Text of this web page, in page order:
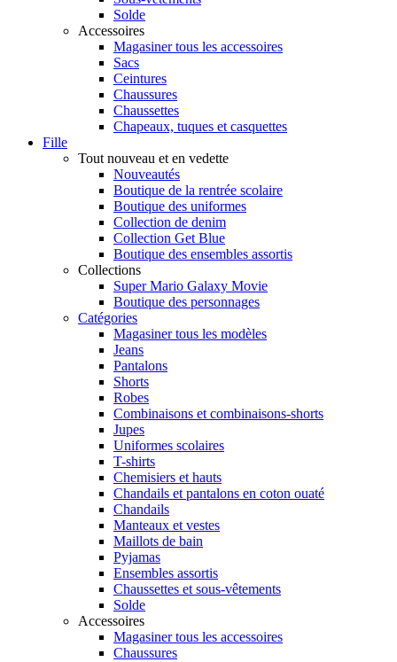
Solde
Accessoires
Magasiner tous les accessoires
Sacs
Ceintures
Chaussures
Chaussettes
Chapeaux, tuques et casquettes
Fille
Tout nouveau et en vedette
Nouveautés
Boutique de la rentrée scolaire
Boutique des uniformes
Collection de denim
Collection Get Blue
Boutique des ensembles assortis
Collections
Super Mario Galaxy Movie
Boutique des personnages
Catégories
Magasiner tous les modèles
Jeans
Pantalons
Shorts
Robes
Combinaisons et combinaisons-shorts
Jupes
Uniformes scolaires
T-shirts
Chemisiers et hauts
Chandails et pantalons en coton ouaté
Chandails
Manteaux et vestes
Maillots de bain
Pyjamas
Ensembles assortis
Chaussettes et sous-vêtements
Solde
Accessoires
Magasiner tous les accessoires
Chaussures